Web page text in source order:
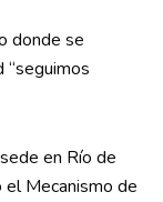
donde se
“seguimos
en Río de
el Mecanismo de